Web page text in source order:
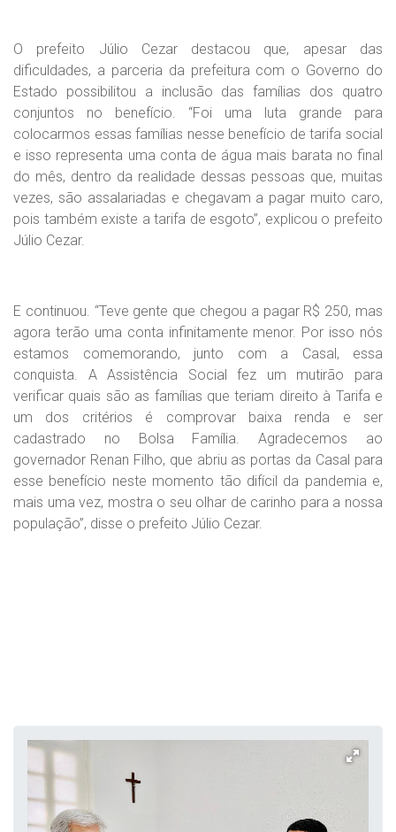
O prefeito Júlio Cezar destacou que, apesar das
dificuldades, a parceria da prefeitura com o Governo do
Estado possibilitou a inclusão das famílias dos quatro
conjuntos no benefício. “Foi uma luta grande para
colocarmos essas famílias nesse benefício de tarifa social
e isso representa uma conta de água mais barata no final
do mês, dentro da realidade dessas pessoas que, muitas
vezes, são assalariadas e chegavam a pagar muito caro,
pois também existe a tarifa de esgoto”, explicou o prefeito
Júlio Cezar.
E continuou. “Teve gente que chegou a pagar R$ 250, mas
agora terão uma conta infinitamente menor. Por isso nós
estamos comemorando, junto com a Casal, essa
conquista. A Assistência Social fez um mutirão para
verificar quais são as famílias que teriam direito à Tarifa e
um dos critérios é comprovar baixa renda e ser
cadastrado no Bolsa Família. Agradecemos ao
governador Renan Filho, que abriu as portas da Casal para
esse benefício neste momento tão difícil da pandemia e,
mais uma vez, mostra o seu olhar de carinho para a nossa
população”, disse o prefeito Júlio Cezar.